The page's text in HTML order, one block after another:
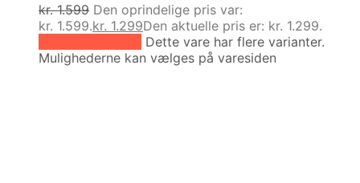
kr.1.599 Den oprindelige pris var:
kr. 1.599.kr. 1.299Den aktuelle pris er: kr. 1.299.
Dette vare har flere varianter.
Mulighederne kan vælges på varesiden